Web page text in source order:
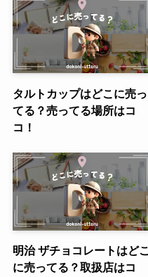
タルトカップはどこに売っ
てる？売ってる場所はコ
コ！
明治 ザチョコレートはどこ
に売ってる？取扱店はコ